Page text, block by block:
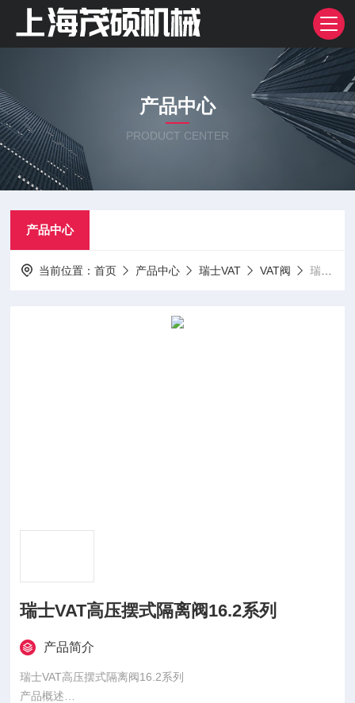
产品中心
PRODUCT CENTER
产品中心
当前位置：首页 产品中心 瑞士VAT VAT阀 瑞士VAT高压摆式隔离阀16.2系列
瑞士VAT高压摆式隔离阀16.2系列
产品简介
瑞士VAT高压摆式隔离阀16.2系列
产品概述